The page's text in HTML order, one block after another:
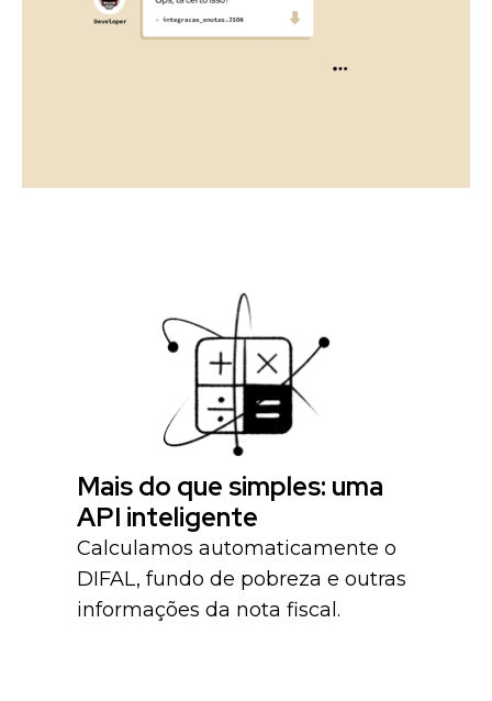
Mais do que simples: uma
API inteligente
Calculamos automaticamente o
DIFAL, fundo de pobreza e outras
informações da nota fiscal.